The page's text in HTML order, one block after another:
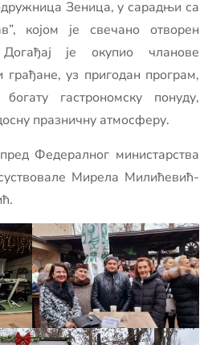
Зеница, у сарадњи са
којом је свечано отворен
је окупио чланове
уз пригодан програм,
гастрономску понуду,
празничну атмосферу.
Федералног министарства
Мирела Милићевић-